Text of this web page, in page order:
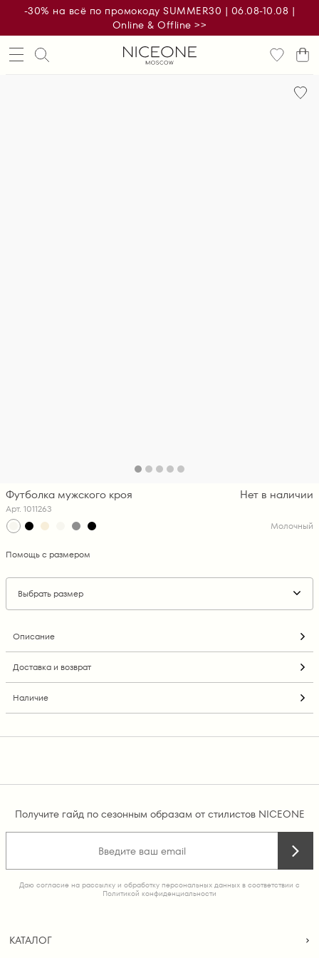
-30% на всё по промокоду SUMMER30 | 06.08-10.08 |
Online & Offline >>
Футболка мужского кроя
Арт. 1011263
Нет в наличии
Молочный
Помощь с размером
Выбрать размер
Описание
Доставка и возврат
Наличие
Получите гайд по сезонным образам от стилистов NICEONE
Даю согласие на рассылку и обработку персональных данных в соответствии с
Политикой конфиденциальности
КАТАЛОГ